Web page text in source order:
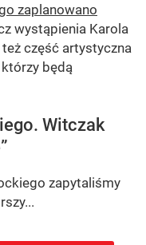
zaplanowano
wystąpienia Karola
część artystyczna
będą
Witczak
zapytaliśmy